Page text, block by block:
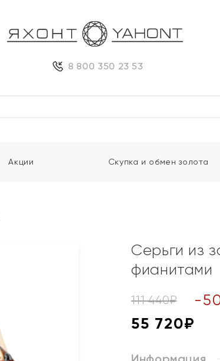
8 800 350 23 53
Акции Скупка и обмен золота
Серьги из
фианитами
111 440₽ -
55 720₽